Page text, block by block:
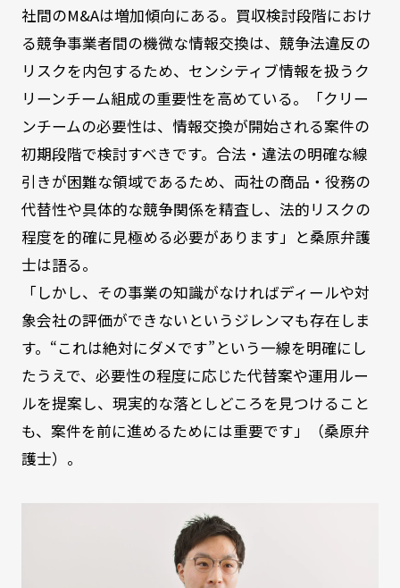
社間のM&Aは増加傾向にある。買収検討段階におけ
る競争事業者間の機微な情報交換は、競争法違反の
リスクを内包するため、センシティブ情報を扱うク
リーンチーム組成の重要性を高めている。「クリー
ンチームの必要性は、情報交換が開始される案件の
初期段階で検討すべきです。合法・違法の明確な線
引きが困難な領域であるため、両社の商品・役務の
代替性や具体的な競争関係を精査し、法的リスクの
程度を的確に見極める必要があります」と桑原弁護
士は語る。
「しかし、その事業の知識がなければディールや対
象会社の評価ができないというジレンマも存在しま
す。“これは絶対にダメです”という一線を明確にし
たうえで、必要性の程度に応じた代替案や運用ルー
ルを提案し、現実的な落としどころを見つけること
も、案件を前に進めるためには重要です」（桑原弁
護士）。